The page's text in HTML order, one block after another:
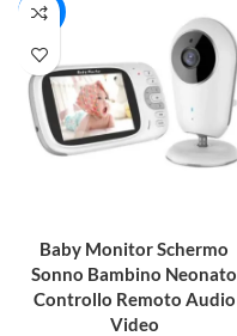
-43%
Baby Monitor Schermo
Sonno Bambino Neonato
Controllo Remoto Audio
Video